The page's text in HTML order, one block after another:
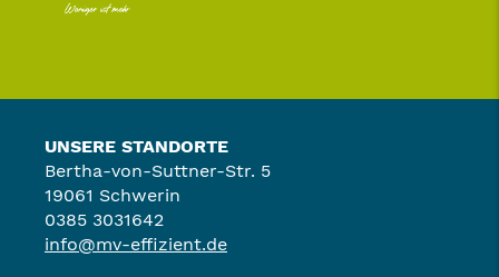
UNSERE STANDORTE
Bertha-von-Suttner-Str. 5
19061 Schwerin
0385 3031642
info@mv-effizient.de